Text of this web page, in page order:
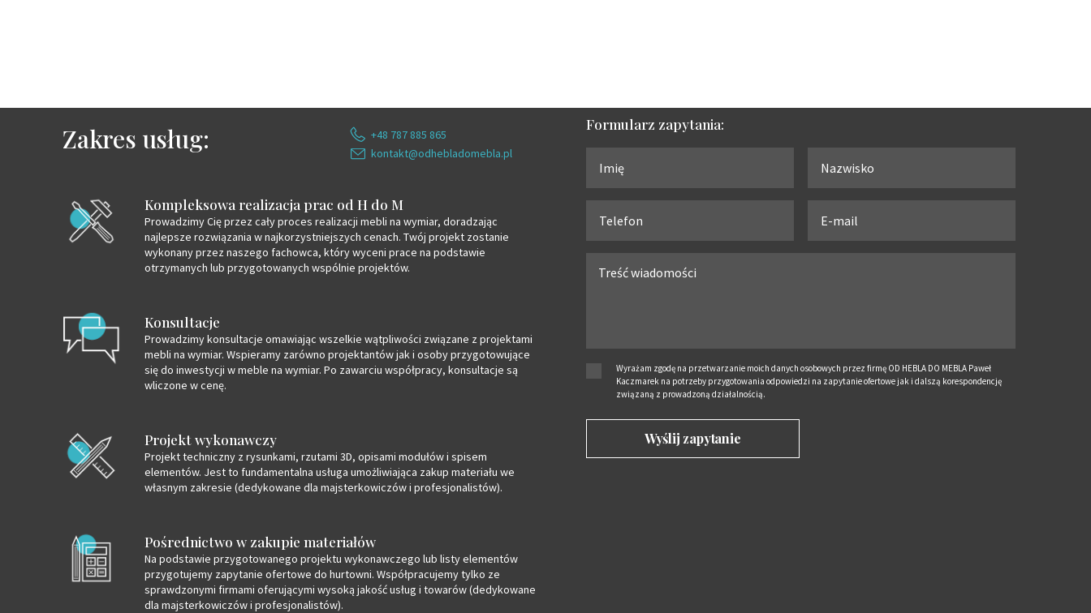
Zakres usług:
+48 787 885 865
kontakt@odhebladomebla.pl
Kompleksowa realizacja prac od H do M
Prowadzimy Cię przez cały proces realizacji mebli na wymiar, doradzając
najlepsze rozwiązania w najkorzystniejszych cenach. Twój projekt zostanie
wykonany przez naszego fachowca, który wyceni prace na podstawie
otrzymanych lub przygotowanych wspólnie projektów.
Konsultacje
Prowadzimy konsultacje omawiając wszelkie wątpliwości związane z projektami
mebli na wymiar. Wspieramy zarówno projektantów jak i osoby przygotowujące
się do inwestycji w meble na wymiar. Po zawarciu współpracy, konsultacje są
wliczone w cenę.
Projekt wykonawczy
Projekt techniczny z rysunkami, rzutami 3D, opisami modułów i spisem
elementów. Jest to fundamentalna usługa umożliwiająca zakup materiału we
własnym zakresie (dedykowane dla majsterkowiczów i profesjonalistów).
Pośrednictwo w zakupie materiałów
Na podstawie przygotowanego projektu wykonawczego lub listy elementów
przygotujemy zapytanie ofertowe do hurtowni. Współpracujemy tylko ze
sprawdzonymi firmami oferującymi wysoką jakość usług i towarów (dedykowane
dla majsterkowiczów i profesjonalistów).
Formularz zapytania:
Wyrażam zgodę na przetwarzanie moich danych osobowych przez firmę OD HEBLA DO MEBLA Paweł
Kaczmarek na potrzeby przygotowania odpowiedzi na zapytanie ofertowe jak i dalszą korespondencję
związaną z prowadzoną działalnością.